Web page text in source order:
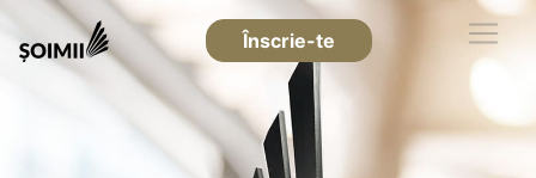
Înscrie-te